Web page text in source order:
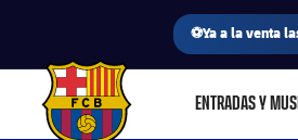
⚽Ya a la venta
FC Barcelona club badge ENTRADAS Y